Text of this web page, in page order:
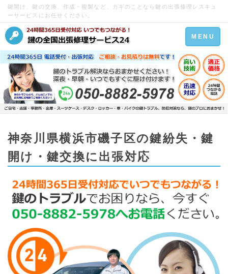
鍵開け、鍵の交換、作成・複製など、カギのことなら鍵の出張修理レスキュ
ーサービスにお任せください。
Toggle
navigation
MENU
神奈川県横浜市磯子区の鍵紛失・鍵
開け・鍵交換に出張対応